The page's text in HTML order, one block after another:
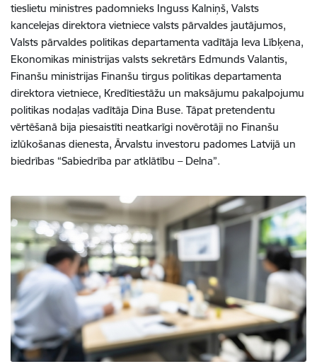
tieslietu ministres padomnieks Inguss Kalniņš, Valsts
kancelejas direktora vietniece valsts pārvaldes jautājumos,
Valsts pārvaldes politikas departamenta vadītāja Ieva Lībķena,
Ekonomikas ministrijas valsts sekretārs Edmunds Valantis,
Finanšu ministrijas Finanšu tirgus politikas departamenta
direktora vietniece, Kredītiestāžu un maksājumu pakalpojumu
politikas nodaļas vadītāja Dina Buse. Tāpat pretendentu
vērtēšanā bija piesaistīti neatkarīgi novērotāji no Finanšu
izlūkošanas dienesta, Ārvalstu investoru padomes Latvijā un
biedrības “Sabiedrība par atklātību – Delna”.